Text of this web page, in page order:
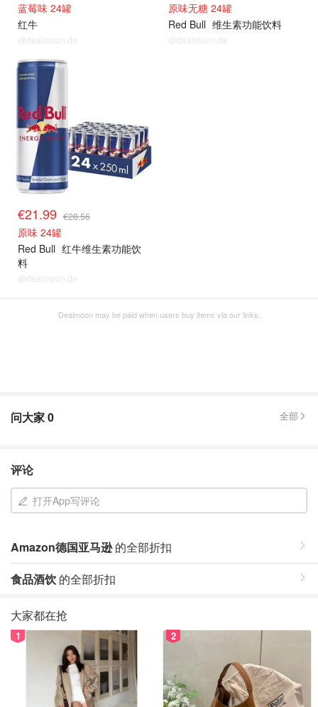
蓝莓味 24罐
红牛
@dealmoon.de
原味无糖 24罐
Red Bull 维生素功能饮料
@dealmoon.de
€21.99 €28.56
原味 24罐
Red Bull 红牛维生素功能饮
料
@dealmoon.de
Dealmoon may be paid when users buy items via our links.
问大家0 全部
评论
打开App写评论
Amazon德国亚马逊的全部折扣
食品酒饮 的全部折扣
大家都在抢
1 2